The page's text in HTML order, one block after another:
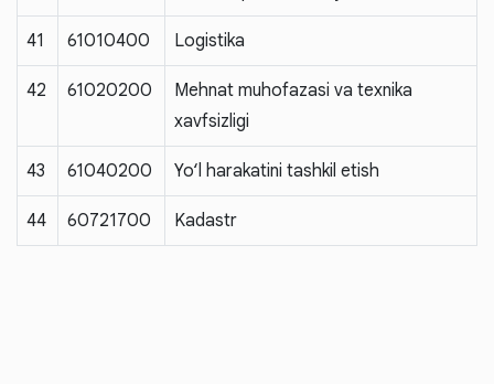
41 61010400 Logistika
42 61020200
Mehnat muhofazasi va texnika
xavfsizligi
43 61040200 Yo‘l harakatini tashkil etish
44 60721700 Kadastr